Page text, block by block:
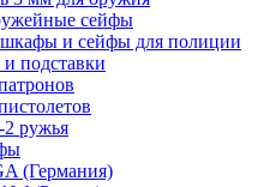
сейфы
и сейфы для полиции
подставки
ружья
(Германия)